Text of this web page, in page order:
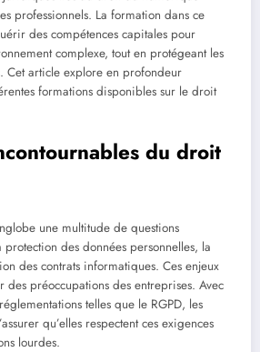
professionnels. La formation dans ce
des compétences capitales pour
complexe, tout en protégeant les
Cet article explore en profondeur
formations disponibles sur le droit
du droit
une multitude de questions
des données personnelles, la
des contrats informatiques. Ces enjeux
préoccupations des entreprises. Avec
telles que le RGPD, les
qu’elles respectent ces exigences
lourdes.